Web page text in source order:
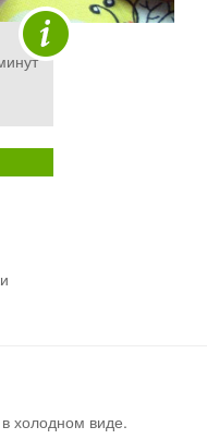
холодном виде.